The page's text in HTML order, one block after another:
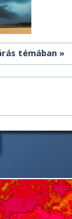
témában